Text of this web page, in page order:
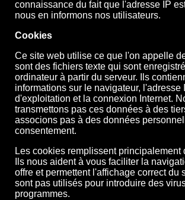
connaissance du fait que l'adresse IP
nous en informons nos utilisateurs.
Cookies
Ce site web utilise ce que l'on appelle
sont des fichiers texte qui sont
ordinateur à partir du serveur. Ils
informations sur le navigateur, l'adresse
d'exploitation et la connexion Internet.
transmettons pas ces données à des
associons pas à des données
consentement.
Les cookies remplissent principalement
Ils nous aident à vous faciliter la
offre et permettent l'affichage correct du
sont pas utilisés pour introduire des
programmes.